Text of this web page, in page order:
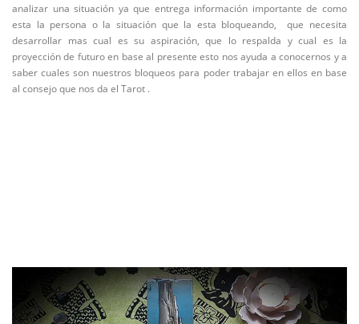
analizar una situación ya que entrega información importante de como
esta la persona o la situación que la esta bloqueando, que necesita
desarrollar mas cual es su aspiración, que lo respalda y cual es la
proyección de futuro en base al presente esto nos ayuda a conocernos y a
saber cuales son nuestros bloqueos para poder trabajar en ellos en base
al consejo que nos da el Tarot .